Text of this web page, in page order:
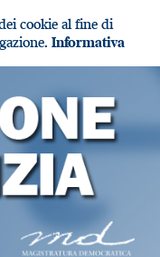
cookie al fine di
Informativa